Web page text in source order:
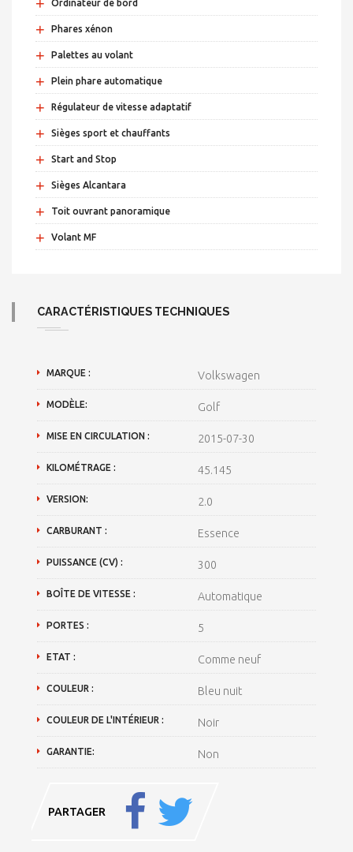
Ordinateur de bord
+ Phares xénon
+ Palettes au volant
+ Plein phare automatique
+ Régulateur de vitesse adaptatif
+ Sièges sport et chauffants
+ Start and Stop
+ Sièges Alcantara
+ Toit ouvrant panoramique
+ Volant MF
CARACTÉRISTIQUES TECHNIQUES
MARQUE : Volkswagen
MODÈLE: Golf
MISE EN CIRCULATION : 2015-07-30
KILOMÉTRAGE : 45.145
VERSION: 2.0
CARBURANT : Essence
PUISSANCE (CV) : 300
BOÎTE DE VITESSE : Automatique
PORTES : 5
ETAT : Comme neuf
COULEUR : Bleu nuit
COULEUR DE L'INTÉRIEUR : Noir
GARANTIE: Non
PARTAGER